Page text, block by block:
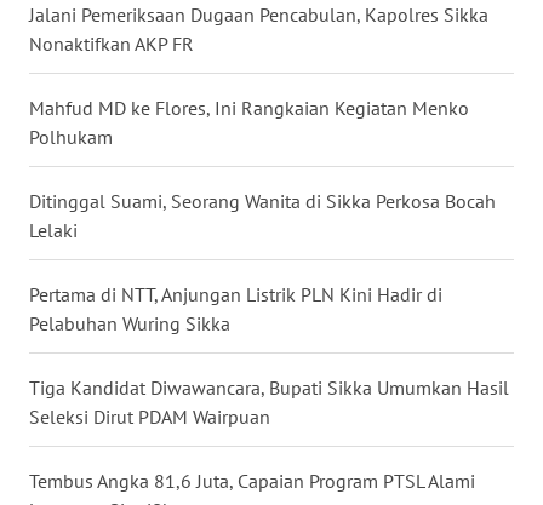
Jalani Pemeriksaan Dugaan Pencabulan, Kapolres Sikka
Nonaktifkan AKP FR
Mahfud MD ke Flores, Ini Rangkaian Kegiatan Menko
Polhukam
Ditinggal Suami, Seorang Wanita di Sikka Perkosa Bocah
Lelaki
Pertama di NTT, Anjungan Listrik PLN Kini Hadir di
Pelabuhan Wuring Sikka
Tiga Kandidat Diwawancara, Bupati Sikka Umumkan Hasil
Seleksi Dirut PDAM Wairpuan
Tembus Angka 81,6 Juta, Capaian Program PTSL Alami
JATENG
WN
NUSANTARA
WN
JOGJA
WN
JATIM
WN
BALI
WN